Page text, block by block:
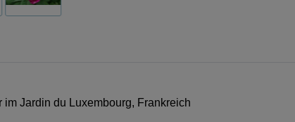
im Jardin du Luxembourg, Frankreich